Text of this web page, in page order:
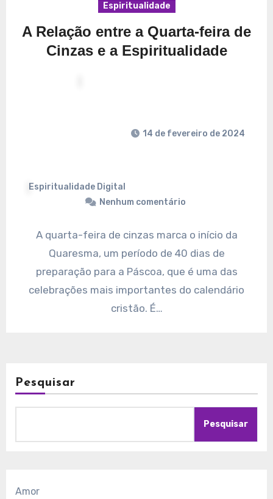
Espiritualidade
A Relação entre a Quarta-feira de
Cinzas e a Espiritualidade
Espiritualidade Digital
14 de fevereiro de 2024
Nenhum comentário
A quarta-feira de cinzas marca o início da
Quaresma, um período de 40 dias de
preparação para a Páscoa, que é uma das
celebrações mais importantes do calendário
cristão. É…
Pesquisar
Pesquisar
Amor